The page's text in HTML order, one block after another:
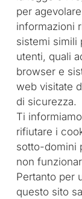
per
informazioni
sistemi simili
utenti, quali
browser e
web visitate
di sicurezza.
Ti
rifiutare i
sotto-domini
non
Pertanto per
questo sito